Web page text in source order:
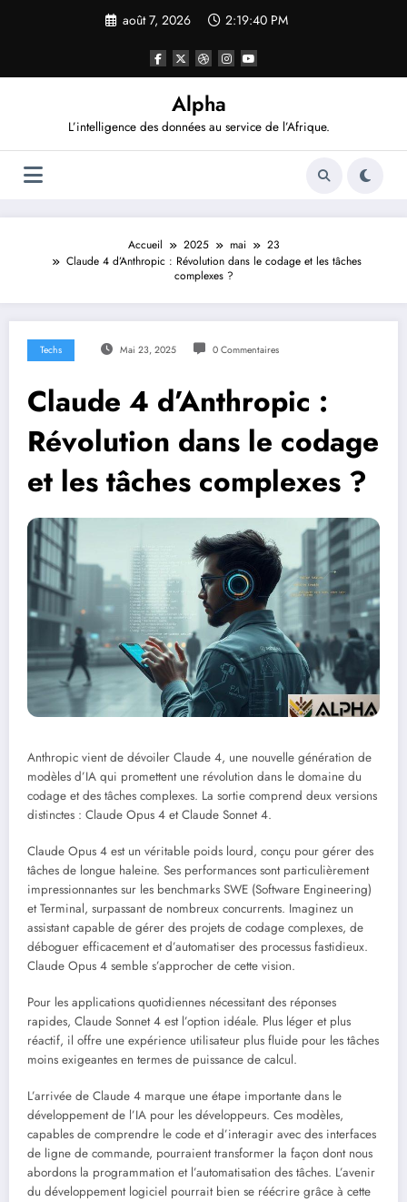
août 7, 2026 2:19:41 PM
Alpha
L’intelligence des données au service de l’Afrique.
Accueil 2025 mai
23
Claude 4 d’Anthropic : Révolution dans le codage et les tâches
complexes ?
Techs Mai 23, 2025 0 Commentaires
Claude 4 d’Anthropic :
Révolution dans le codage
et les tâches complexes ?
Anthropic vient de dévoiler Claude 4, une nouvelle génération de
modèles d’IA qui promettent une révolution dans le domaine du
codage et des tâches complexes. La sortie comprend deux versions
distinctes : Claude Opus 4 et Claude Sonnet 4.
Claude Opus 4 est un véritable poids lourd, conçu pour gérer des
tâches de longue haleine. Ses performances sont particulièrement
impressionnantes sur les benchmarks SWE (Software Engineering)
et Terminal, surpassant de nombreux concurrents. Imaginez un
assistant capable de gérer des projets de codage complexes, de
déboguer efficacement et d’automatiser des processus fastidieux.
Claude Opus 4 semble s’approcher de cette vision.
Pour les applications quotidiennes nécessitant des réponses
rapides, Claude Sonnet 4 est l’option idéale. Plus léger et plus
réactif, il offre une expérience utilisateur plus fluide pour les tâches
moins exigeantes en termes de puissance de calcul.
L’arrivée de Claude 4 marque une étape importante dans le
développement de l’IA pour les développeurs. Ces modèles,
capables de comprendre le code et d’interagir avec des interfaces
de ligne de commande, pourraient transformer la façon dont nous
abordons la programmation et l’automatisation des tâches. L’avenir
du développement logiciel pourrait bien se réécrire grâce à cette